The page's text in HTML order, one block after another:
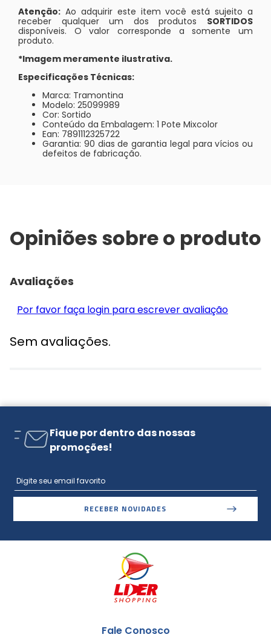
Atenção: Ao adquirir este item você está sujeito a
receber qualquer um dos produtos SORTIDOS
disponíveis. O valor corresponde a somente um
produto.
*Imagem meramente ilustrativa.
Especificações Técnicas:
Marca: Tramontina
Modelo: 25099989
Cor: Sortido
Conteúdo da Embalagem: 1 Pote Mixcolor
Ean: 7891112325722
Garantia: 90 dias de garantia legal para vícios ou
defeitos de fabricação.
Opiniões sobre o produto
Avaliações
Por favor faça login para escrever avaliação
Sem avaliações.
Fique por dentro das nossas
promoções!
RECEBER NOVIDADES
Fale Conosco